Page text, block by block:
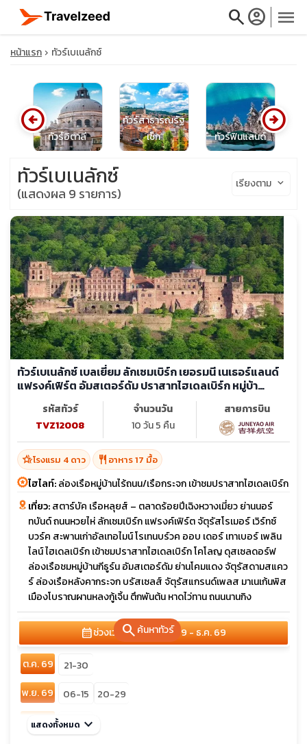
searchaccount_circle menu
close
travel_explore
calendar_month
search
หน้าแรก ทัวร์เบเนลักซ์
ทัวร์อิตาลี
ทัวร์สาธารณรัฐ
เช็ก
ทัวร์ฟินแลนด์
arrow_circle_left arrow_circle_right
searchค้นหาทัวร์
ทัวร์เบเนลักซ์
(แสดงผล 9 รายการ)
เรียงตาม keyboard_arrow_down
ทัวร์เบเนลักซ์ เบลเยี่ยม ลักเซมเบิร์ก เยอรมนี เนเธอร์แลนด์
แฟรงค์เฟิร์ต อัมสเตอร์ดัม ปราสาทไฮเดลเบิร์ก หมู่บ้า
นกีธูร์น จัตุรัสแกรนด์เพลส
รหัสทัวร์
TVZ12008
จำนวนวัน
10 วัน 5 คืน
สายการบิน
hotel_classโรงแรม 4 ดาว restaurant อาหาร 17 มื้อ
ไฮไลท์:ล่องเรือหมู่บ้านไร้ถนน/เรือกระจก เข้าชมปราสาทไฮเดลเบิร์ก
เที่ยว:สตาร์บัค เรือหลุยส์ – ตลาดร้อยปีเฉิงหวางเมี่ยว ย่านนอร์
ทบันด์ ถนนหวยไห่ ลักเซมเบิร์ก แฟรงค์เฟิร์ต จัตุรัสโรเมอร์ เวิร์ทซ์
บวร์ค สะพานเก่าอัลเทอไมน์ โรเทนบร์วค ออบ เดอร์ เทาเบอร์ เพลิน
ไลน์ ไฮเดลเบิร์ก เข้าชมปราสาทไฮเดลเบิร์ก โคโลญ ดุสเซลดอร์ฟ
ล่องเรือชมหมู่บ้านกีธูร์น อัมสเตอร์ดัม ย่านโคมแดง จัตุรัสดามสแคว
ร์ ล่องเรือหลังคากระจก บรัสเซลส์ จัตุรัสแกรนด์เพลส มาเนเก้นพิส
เมืองโบราณผานหลงกู้เจิ้น ตึกพันต้น หาดไว่ทาน ถนนนานกิง
calendar_monthช่วงเวลาเดินทางต.ค. 69 - ธ.ค. 69
ต.ค. 69
21-30
พ.ย. 69
06-15
20-29
ธ.ค. 69
11-20
แสดงทั้งหมด keyboard_arrow_down